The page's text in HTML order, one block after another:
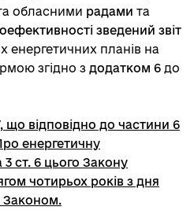
обласними радами та
зведений звіт
енергетичних планів на
згідно з додатком 6 до
відповідно до частини 6
енергетичну
ст. 6 цього Закону
чотирьох років з дня
Законом.